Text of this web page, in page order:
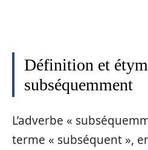
Définition et
subséquemment
L’adverbe «
terme « subséquent »,